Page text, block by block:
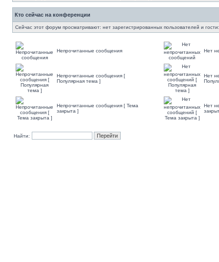
Кто сейчас на конференции
Сейчас этот форум просматривают: нет зарегистрированных пользователей и
Непрочитанные сообщения Нет
Непрочитанные сообщения [
Популярная тема ]
Нет
Непрочитанные сообщения [ Тема
закрыта ]
Нет
Найти: